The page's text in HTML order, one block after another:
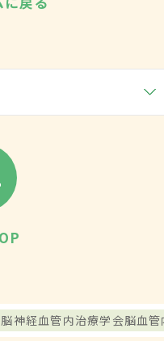
神経血管内治療学会脳血